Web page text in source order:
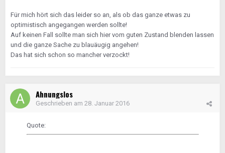
Für mich hört sich das leider so an, als ob das ganze etwas zu
optimistisch angegangen werden sollte!
Auf keinen Fall sollte man sich hier vom guten Zustand blenden lassen
und die ganze Sache zu blauäugig angehen!
Das hat sich schon so mancher verzockt!
Ahnungslos
Geschrieben am 28. Januar 2016
Quote: